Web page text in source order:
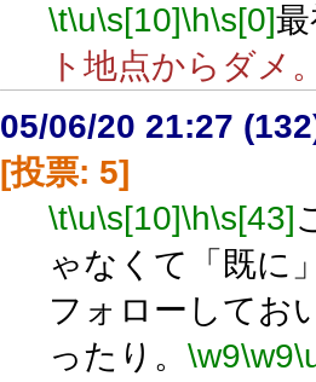
\t\u\s[10]\h\s[0]
ト地点からダメ
05/06/20 21:27
[投票: 5]
\t\u\s[10]\h\s[43]
ゃなくて「既に
フォローしてお
ったり。 \w9\w9